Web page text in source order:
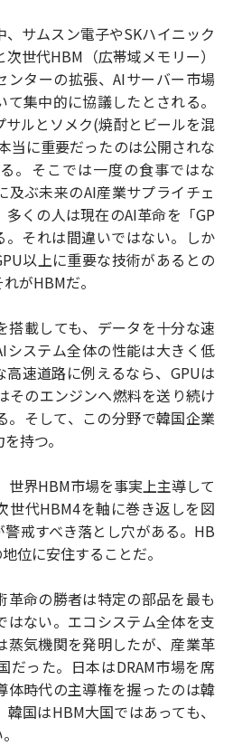
サムスン電子やSKハイニック
世代HBM（広帯域メモリー）
ンターの拡張、AIサーバー市場
集中的に協議したとされる。
ルとソメク(焼酎とビールを混
当に重要だったのは公開されな
。そこでは一度の食事ではな
及ぶ未来のAI産業サプライチェ
くの人は現在のAI革命を「GP
それは間違いではない。しか
以上に重要な技術があるとの
がHBMだ。
搭載しても、データを十分な速
システム全体の性能は大きく低
速道路に例えるなら、GPUは
そのエンジンへ燃料を送り続け
。そして、この分野で韓国企業
持つ。
世界HBM市場を事実上主導して
世代HBM4を軸に巻き返しを図
戒すべき落とし穴がある。HB
位に安住することだ。
革命の勝者は特定の部品を最も
はない。エコシステム全体を支
蒸気機関を発明したが、産業革
だった。日本はDRAM市場を席
体時代の主導権を握ったのは韓
国はHBM大国ではあっても、